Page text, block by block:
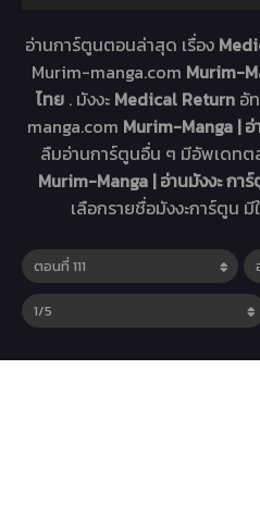
อ่านการ์ตูนตอนล่าสุด เรื่อง
Murim-manga.com Murim-
ไทย . มังงะ Medical Return อั
manga.com Murim-Manga |
ลืมอ่านการ์ตูนอื่น ๆ มีอัพเดทต
Murim-Manga | อ่านมังงะ กา
เลือกรายชื่อมังงะการ์ตูน มี